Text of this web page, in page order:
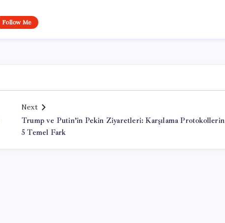
Follow Me
Next
Trump ve Putin’in Pekin Ziyaretleri: Karşılama
5 Temel Fark